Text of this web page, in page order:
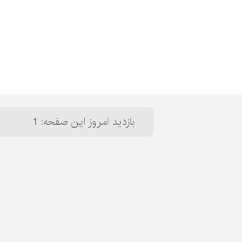
بازدید امروز این صفحه: 1